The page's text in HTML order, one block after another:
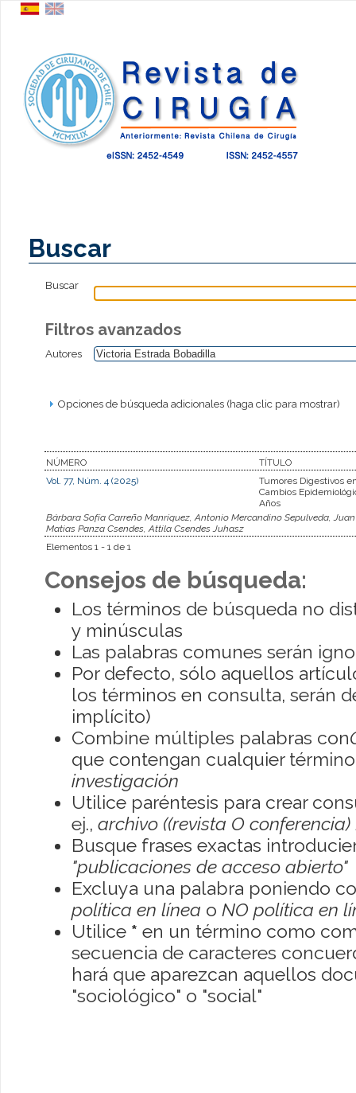
Buscar
Buscar
Filtros avanzados
Autores
Opciones de búsqueda adicionales (haga clic para mostrar)
NÚMERO
TÍTULO
Vol. 77, Núm. 4 (2025)
Tumores Digestivos
Cambios
Años
Bárbara Sofía Carreño Manríquez, Antonio Mercandino Sepulveda,
Matias Panza Csendes, Attila Csendes Juhasz
Elementos 1 - 1 de 1
Consejos de búsqueda:
Los términos de búsqueda no
y minúsculas
Las palabras comunes serán
Por defecto, sólo aquellos
los términos en consulta, serán
implícito)
Combine múltiples palabras con
que contengan cualquier
investigación
Utilice paréntesis para crear
ej., archivo ((revista O conferencia)
Busque frases exactas
"publicaciones de acceso abierto"
Excluya una palabra poniendo
política en línea o NO política en
Utilice * en un término como
secuencia de caracteres
hará que aparezcan aquellos
"sociológico" o "social"